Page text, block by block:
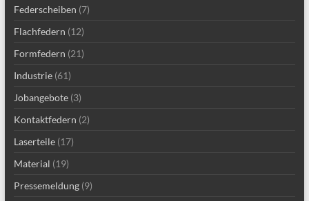
Federscheiben (7)
Flachfedern (12)
Formfedern (21)
Industrie(61)
Jobangebote(3)
Kontaktfedern (2)
Laserteile(17)
Material (19)
Pressemeldung(9)